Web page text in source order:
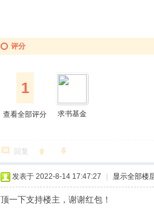
评分
1
查看全部评分 求书基金
回复
发表于 2022-8-14 17:47:27 显示全部楼
顶一下支持楼主，谢谢红包！